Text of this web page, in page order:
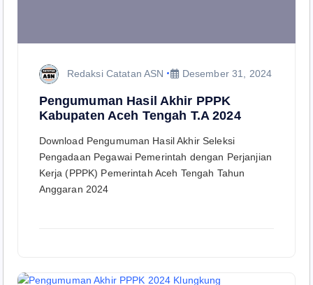
Redaksi Catatan ASN Desember 31, 2024
Pengumuman Hasil Akhir PPPK
Kabupaten Aceh Tengah T.A 2024
Download Pengumuman Hasil Akhir Seleksi
Pengadaan Pegawai Pemerintah dengan Perjanjian
Kerja (PPPK) Pemerintah Aceh Tengah Tahun
Anggaran 2024